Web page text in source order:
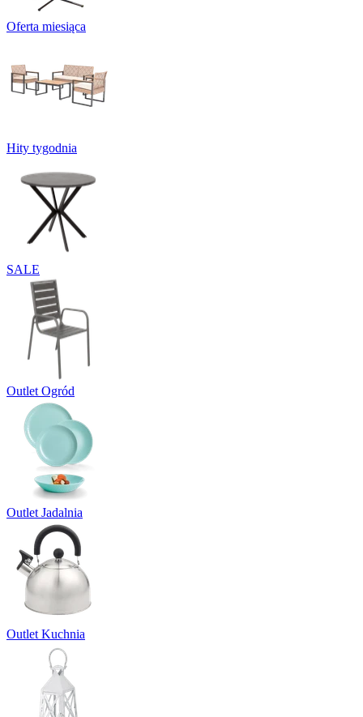
Oferta miesiąca
Hity tygodnia
SALE
Outlet Ogród
Outlet Jadalnia
Outlet Kuchnia